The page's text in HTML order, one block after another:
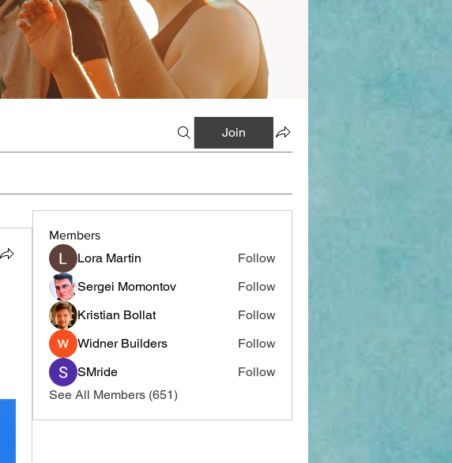
Join
Members
Lora Martin
Follow
Sergei Momontov
Follow
Kristian Bollat
Follow
Widner Builders
Follow
SMride
Follow
See All Members (651)